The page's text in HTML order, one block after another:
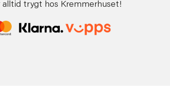
alltid trygt hos Kremmerhuset!